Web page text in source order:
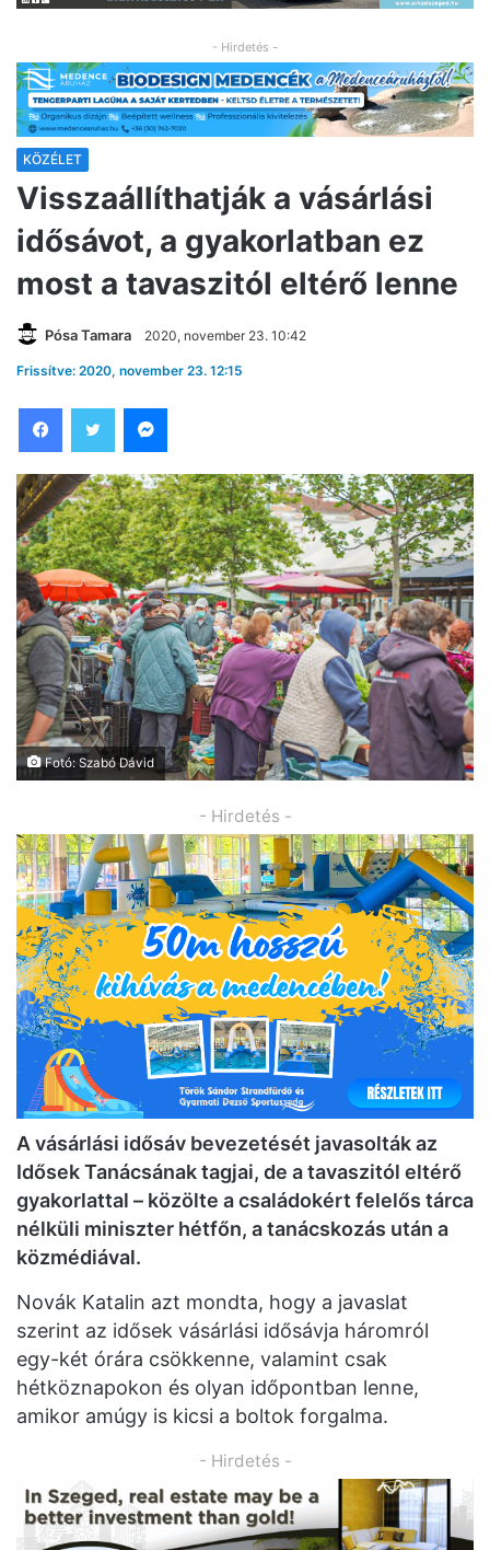
- Hirdetés -
KÖZÉLET
Visszaállíthatják a vásárlási
idősávot, a gyakorlatban ez
most a tavaszitól eltérő lenne
Pósa Tamara 2020, november 23. 10:42
Frissítve: 2020, november 23. 12:15
Fotó: Szabó Dávid
- Hirdetés -
A vásárlási idősáv bevezetését javasolták az
Idősek Tanácsának tagjai, de a tavaszitól eltérő
gyakorlattal – közölte a családokért felelős tárca
nélküli miniszter hétfőn, a tanácskozás után a
közmédiával.
Novák Katalin azt mondta, hogy a javaslat
szerint az idősek vásárlási idősávja háromról
egy-két órára csökkenne, valamint csak
hétköznapokon és olyan időpontban lenne,
amikor amúgy is kicsi a boltok forgalma.
- Hirdetés -